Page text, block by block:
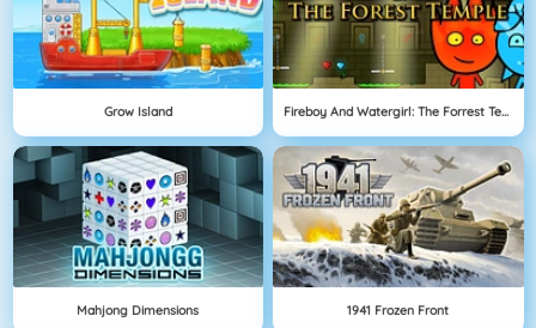
Grow Island Fireboy And Watergirl: The Forrest Temple
Mahjong Dimensions 1941 Frozen Front